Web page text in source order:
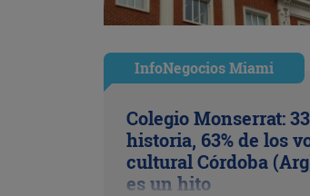
InfoNegocios Miami
Colegio Monserrat:
historia, 63% de los
cultural Córdoba
es un hito